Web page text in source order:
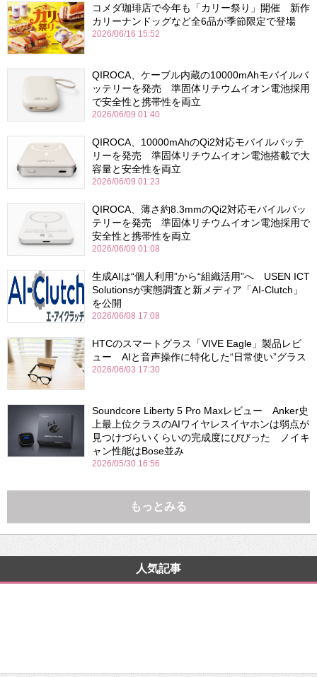
コメダ珈琲店で今年も「カリー祭り」開催 新作
カリーナンドッグなど全6品が季節限定で登場
2026/06/16 15:52
QIROCA、ケーブル内蔵の10000mAhモバイルバ
ッテリーを発売 準固体リチウムイオン電池採用
で安全性と携帯性を両立
2026/06/09 01:40
QIROCA、10000mAhのQi2対応モバイルバッテ
リーを発売 準固体リチウムイオン電池搭載で大
容量と安全性を両立
2026/06/09 01:23
QIROCA、薄さ約8.3mmのQi2対応モバイルバッ
テリーを発売 準固体リチウムイオン電池採用で
安全性と携帯性を両立
2026/06/09 01:08
生成AIは“個人利用”から“組織活用”へ USEN ICT
Solutionsが実態調査と新メディア「AI-Clutch」
を公開
2026/06/08 17:08
HTCのスマートグラス「VIVE Eagle」製品レビ
ュー AIと音声操作に特化した“日常使い”グラス
2026/06/03 17:30
Soundcore Liberty 5 Pro Maxレビュー Anker史
上最上位クラスのAIワイヤレスイヤホンは弱点が
見つけづらいくらいの完成度にびびった ノイキ
ャン性能はBose並み
2026/05/30 16:56
もっとみる
人気記事